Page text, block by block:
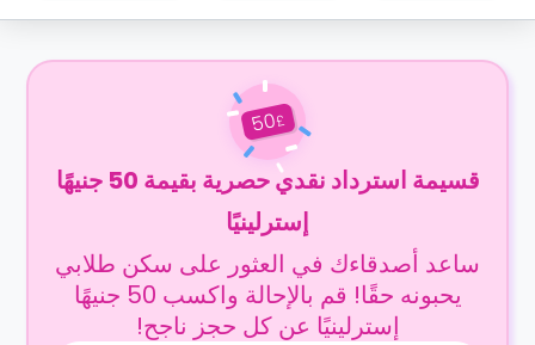
£
50
قسيمة استرداد نقدي حصرية بقيمة 50 جنيهًا
إسترلينيًا
ساعد أصدقاءك في العثور على سكن طلابي
يحبونه حقًا! قم بالإحالة واكسب 50 جنيهًا
إسترلينيًا عن كل حجز ناجح!